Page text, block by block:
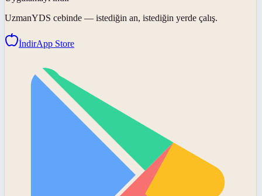
UzmanYDS cebinde — istediğin an, istediğin yerde çalış.
İndirApp Store